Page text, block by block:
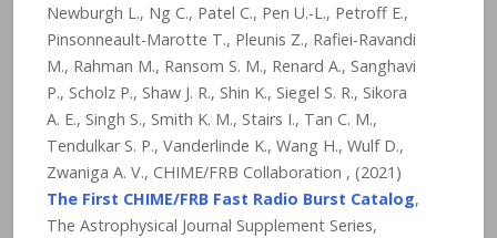
Newburgh L., Ng C., Patel C., Pen U.-L., Petroff E.,
Pinsonneault-Marotte T., Pleunis Z., Rafiei-Ravandi
M., Rahman M., Ransom S. M., Renard A., Sanghavi
P., Scholz P., Shaw J. R., Shin K., Siegel S. R., Sikora
A. E., Singh S., Smith K. M., Stairs I., Tan C. M.,
Tendulkar S. P., Vanderlinde K., Wang H., Wulf D.,
Zwaniga A. V., CHIME/FRB Collaboration , (2021)
The First CHIME/FRB Fast Radio Burst Catalog,
The Astrophysical Journal Supplement Series,